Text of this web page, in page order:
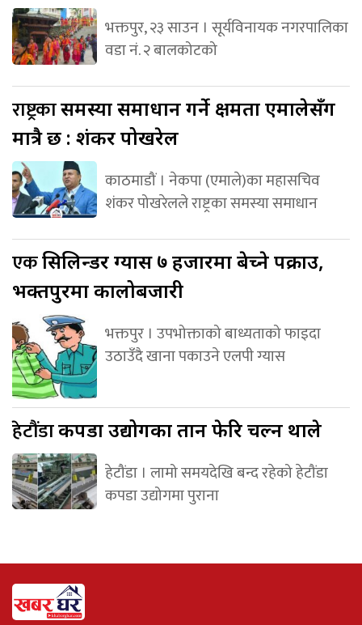
भक्तपुर, २३ साउन । सूर्यविनायक नगरपालिका
वडा नं. २ बालकोटको
राष्ट्रकासमस्या समाधान गर्ने क्षमता एमालेसँग
मात्रै छ : शंकर पोखरेल
काठमाडौं । नेकपा (एमाले)का महासचिव
शंकर पोखरेलले राष्ट्रका समस्या समाधान
एकसिलिन्डर ग्यास ७ हजारमा बेच्ने पक्राउ,
भक्तपुरमा कालोबजारी
भक्तपुर । उपभोक्ताको बाध्यताको फाइदा
उठाउँदै खाना पकाउने एलपी ग्यास
हेटौंडाकपडा उद्योगका तान फेरि चल्न थाले
हेटौंडा । लामो समयदेखि बन्द रहेको हेटौंडा
कपडा उद्योगमा पुराना